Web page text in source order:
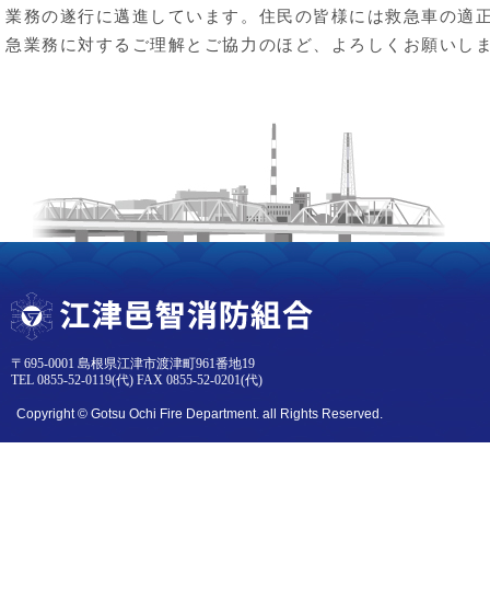
業務の遂行に邁進しています。住民の皆様には救急車の適
急業務に対するご理解とご協力のほど、よろしくお願いし
〒695-0001 島根県江津市渡津町961番地19
TEL 0855-52-0119(代) FAX 0855-52-0201(代)
Copyright © Gotsu Ochi Fire Department. all Rights Reserved.